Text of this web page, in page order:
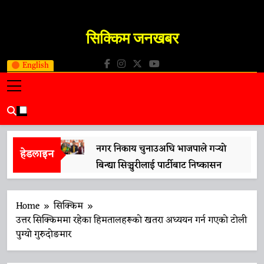
English
सिक्किम जनखबर
Sikkim JanKhabar
हेडलाइन
नगर निकाय चुनाउअघि भाजपाले गर्‍यो
बिन्द्या सिञ्चुरीलाई पार्टीबाट निष्कासन
13 April 2026
शक्ति वन्दन अधिनियम’लाई समर्थन
प्रधानमन्त्री मोदीको भ्रमणको तयारीलाई
Home
सिक्किम
उत्तर सिक्किममा रहेका हिमतालहरूको खतरा अध्ययन गर्न गएको टोली
पुग्यो गुरुदोङमार